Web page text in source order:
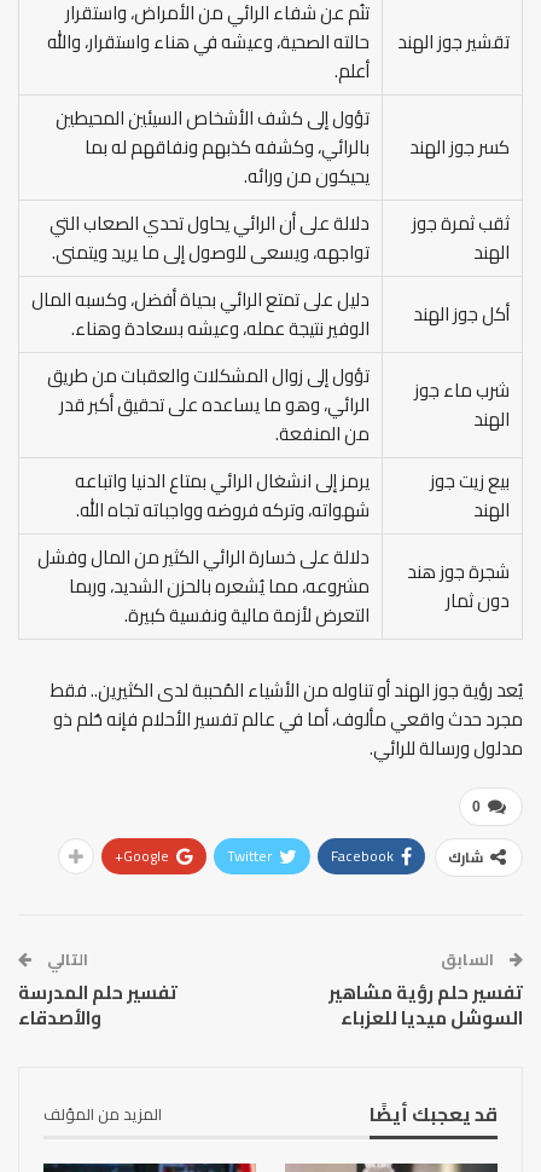
تقشير جوز الهند
تنُم عن شفاء الرائي من الأمراض، واستقرار
حالته الصحية، وعيشه في هناء واستقرار، والله
أعلم.
كسر جوز الهند
تؤول إلى كشف الأشخاص السيئين المحيطين
بالرائي، وكشفه كذبهم ونفاقهم له بما
يحيكون من ورائه.
ثقب ثمرة جوز
الهند
دلالة على أن الرائي يحاول تحدي الصعاب التي
تواجهه، ويسعى للوصول إلى ما يريد ويتمنى.
أكل جوز الهند
دليل على تمتع الرائي بحياة أفضل، وكسبه المال
الوفير نتيجة عمله، وعيشه بسعادة وهناء.
شرب ماء جوز
الهند
تؤول إلى زوال المشكلات والعقبات من طريق
الرائي، وهو ما يساعده على تحقيق أكبر قدر
من المنفعة.
بيع زيت جوز
الهند
يرمز إلى انشغال الرائي بمتاع الدنيا واتباعه
شهواته، وتركه فروضه وواجباته تجاه الله.
شجرة جوز هند
دون ثمار
دلالة على خسارة الرائي الكثير من المال وفشل
مشروعه، مما يُشعره بالحزن الشديد، وربما
التعرض لأزمة مالية ونفسية كبيرة.
يُعد رؤية جوز الهند أو تناوله من الأشياء المُحببة لدى الكثيرين.. فقط
مجرد حدث واقعي مألوف، أما في عالم تفسير الأحلام فإنه حُلم ذو
مدلول ورسالة للرائي.
0
شارك Facebook
Twitter
Google+
السابق
تفسير حلم رؤية مشاهير
السوشل ميديا للعزباء
التالي
تفسير حلم المدرسة
والأصدقاء
قد يعجبك أيضًا المزيد من المؤلف